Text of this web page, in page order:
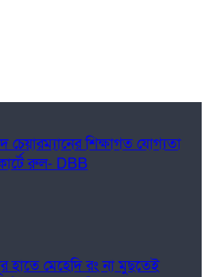
চেয়ারম্যানের শিক্ষাগত যোগ্যতা
রুল- DBB
হাতে মেহেদি রং না মুছতেই